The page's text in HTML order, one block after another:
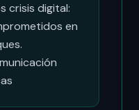
crisis digital:
en